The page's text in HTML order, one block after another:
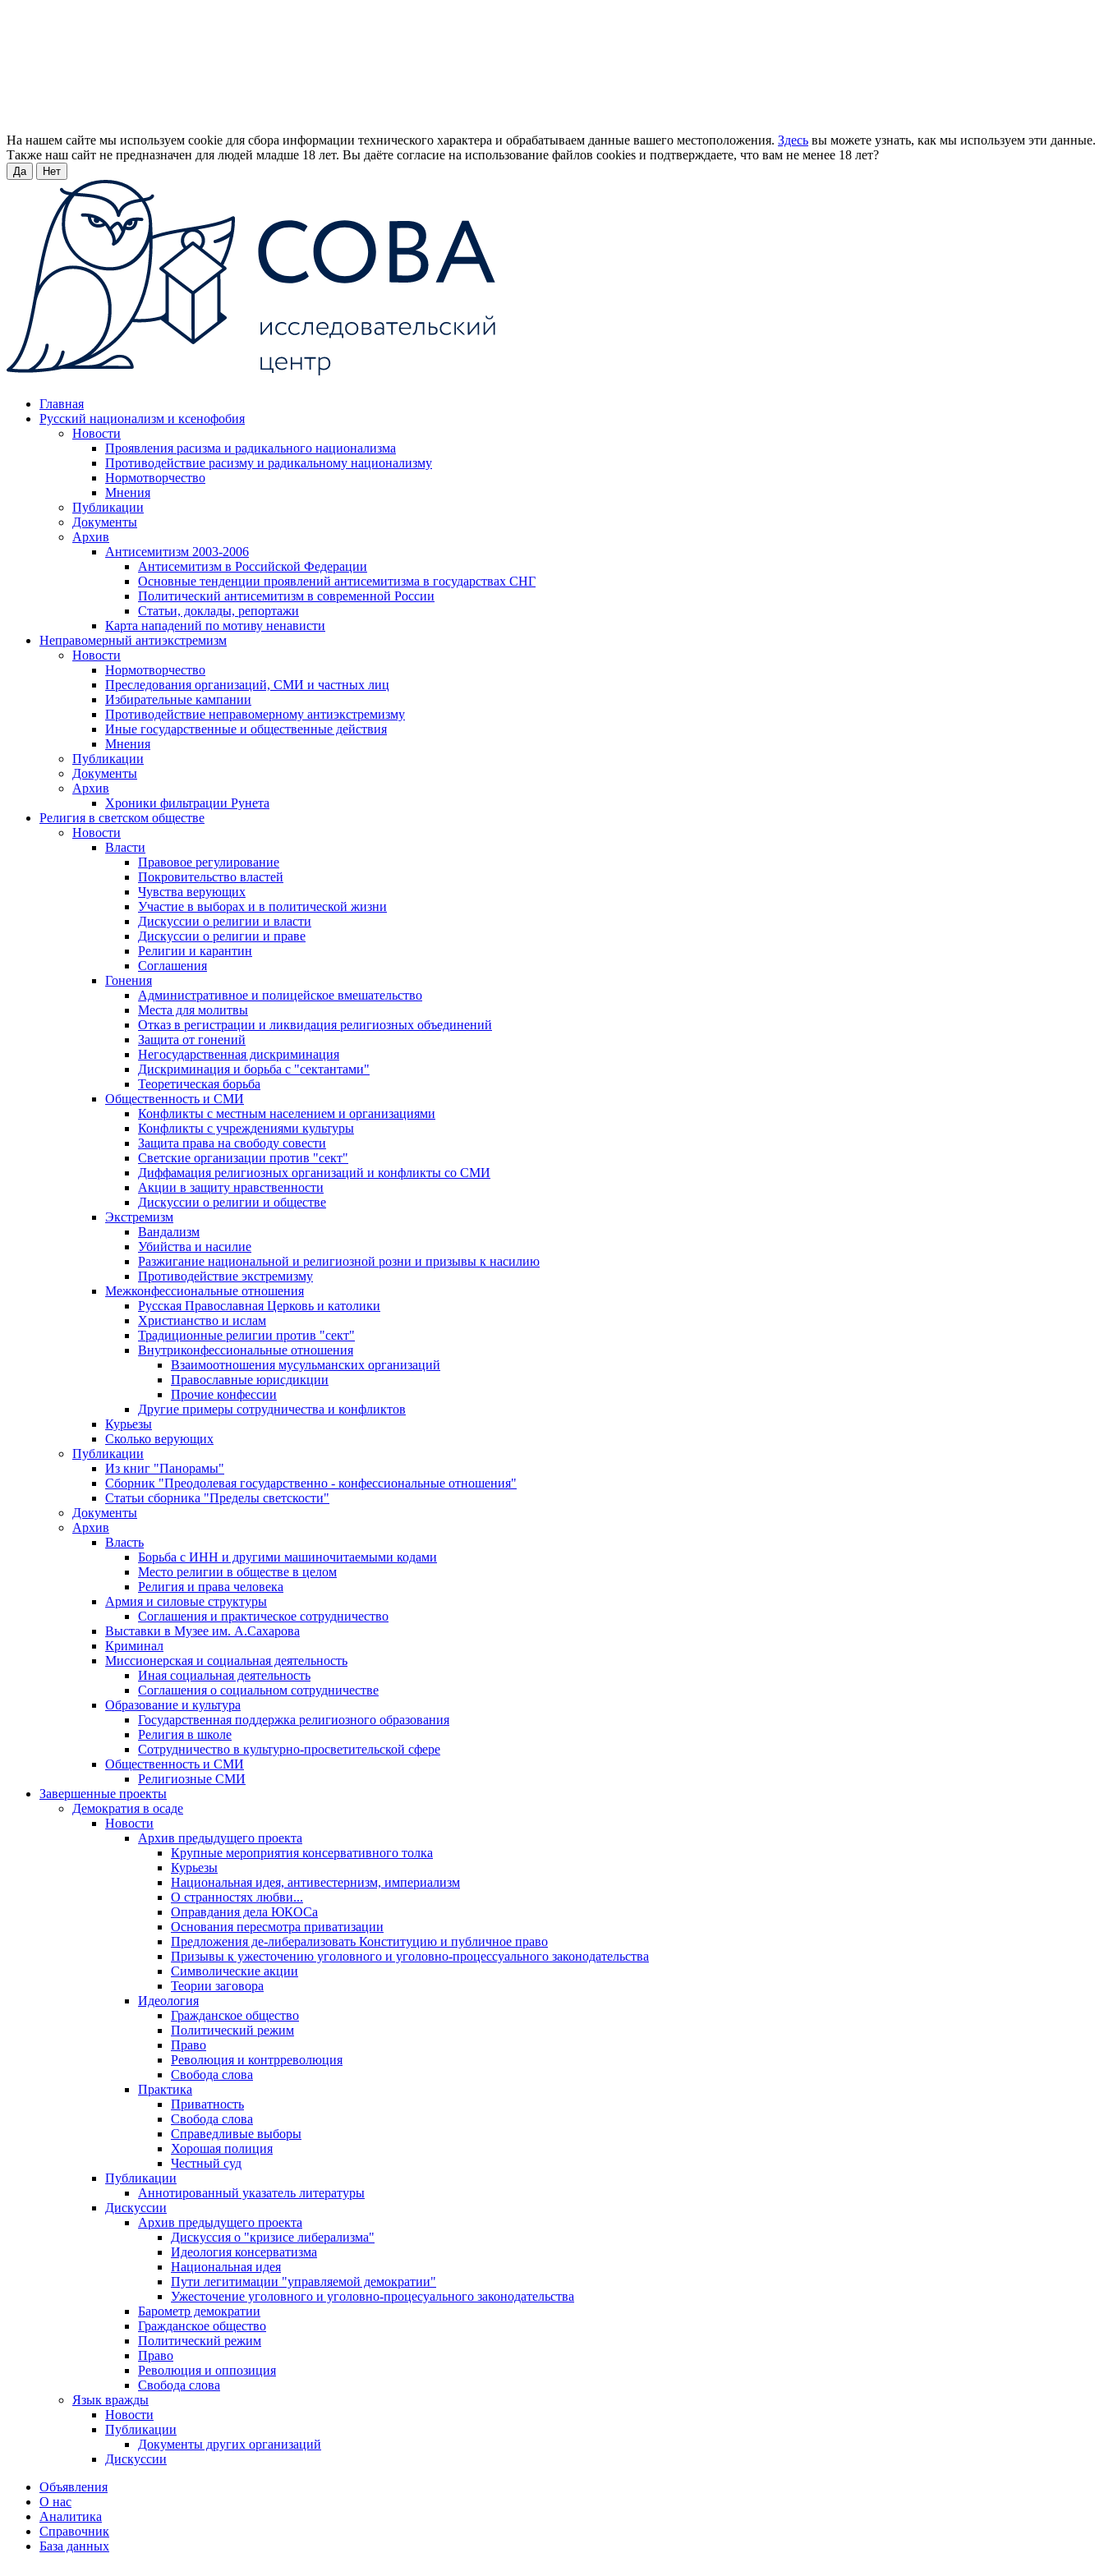
На нашем сайте мы используем cookie для сбора информации технического характера и обрабатываем данные вашего местоположения. Здесь вы можете узнать, как мы используем эти данные.
Также наш сайт не предназначен для людей младше 18 лет. Вы даёте согласие на использование файлов cookies и подтверждаете, что вам не менее 18 лет?
Да Нет
Главная
Русский национализм и ксенофобия
Новости
Проявления расизма и радикального национализма
Противодействие расизму и радикальному национализму
Нормотворчество
Мнения
Публикации
Документы
Архив
Антисемитизм 2003-2006
Антисемитизм в Российской Федерации
Основные тенденции проявлений антисемитизма в государствах СНГ
Политический антисемитизм в современной России
Статьи, доклады, репортажи
Карта нападений по мотиву ненависти
Неправомерный антиэкстремизм
Новости
Нормотворчество
Преследования организаций, СМИ и частных лиц
Избирательные кампании
Противодействие неправомерному антиэкстремизму
Иные государственные и общественные действия
Мнения
Публикации
Документы
Архив
Хроники фильтрации Рунета
Религия в светском обществе
Новости
Власти
Правовое регулирование
Покровительство властей
Чувства верующих
Участие в выборах и в политической жизни
Дискуссии о религии и власти
Дискуссии о религии и праве
Религии и карантин
Соглашения
Гонения
Административное и полицейское вмешательство
Места для молитвы
Отказ в регистрации и ликвидация религиозных объединений
Защита от гонений
Негосударственная дискриминация
Дискриминация и борьба с "сектантами"
Теоретическая борьба
Общественность и СМИ
Конфликты с местным населением и организациями
Конфликты с учреждениями культуры
Защита права на свободу совести
Светские организации против "сект"
Диффамация религиозных организаций и конфликты со СМИ
Акции в защиту нравственности
Дискуссии о религии и обществе
Экстремизм
Вандализм
Убийства и насилие
Разжигание национальной и религиозной розни и призывы к насилию
Противодействие экстремизму
Межконфессиональные отношения
Русская Православная Церковь и католики
Христианство и ислам
Традиционные религии против "сект"
Внутриконфессиональные отношения
Взаимоотношения мусульманских организаций
Православные юрисдикции
Прочие конфессии
Другие примеры сотрудничества и конфликтов
Курьезы
Сколько верующих
Публикации
Из книг "Панорамы"
Сборник "Преодолевая государственно - конфессиональные отношения"
Статьи сборника "Пределы светскости"
Документы
Архив
Власть
Борьба с ИНН и другими машиночитаемыми кодами
Место религии в обществе в целом
Религия и права человека
Армия и силовые структуры
Соглашения и практическое сотрудничество
Выставки в Музее им. А.Сахарова
Криминал
Миссионерская и социальная деятельность
Иная социальная деятельность
Соглашения о социальном сотрудничестве
Образование и культура
Государственная поддержка религиозного образования
Религия в школе
Сотрудничество в культурно-просветительской сфере
Общественность и СМИ
Религиозные СМИ
Завершенные проекты
Демократия в осаде
Новости
Архив предыдущего проекта
Крупные мероприятия консервативного толка
Курьезы
Национальная идея, антивестернизм, империализм
О странностях любви...
Оправдания дела ЮКОСа
Основания пересмотра приватизации
Предложения де-либерализовать Конституцию и публичное право
Призывы к ужесточению уголовного и уголовно-процессуального законодательства
Символические акции
Теории заговора
Идеология
Гражданское общество
Политический режим
Право
Революция и контрреволюция
Свобода слова
Практика
Приватность
Свобода слова
Справедливые выборы
Хорошая полиция
Честный суд
Публикации
Аннотированный указатель литературы
Дискуссии
Архив предыдущего проекта
Дискуссия о "кризисе либерализма"
Идеология консерватизма
Национальная идея
Пути легитимации "управляемой демократии"
Ужесточение уголовного и уголовно-процесуального законодательства
Барометр демократии
Гражданское общество
Политический режим
Право
Революция и оппозиция
Свобода слова
Язык вражды
Новости
Публикации
Документы других организаций
Дискуссии
Объявления
О нас
Аналитика
Справочник
База данных